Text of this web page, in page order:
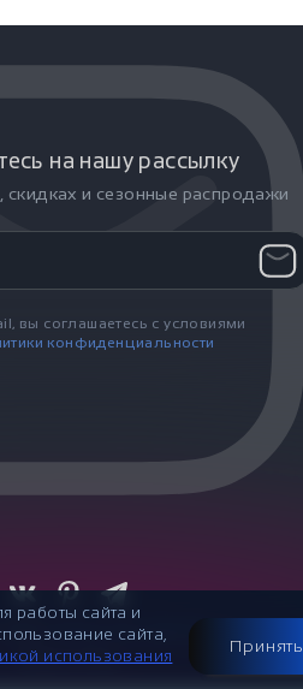
работы сайта и
сайта,
использования
Принять
на нашу рассылку
скидках и сезонные распродажи
вы соглашаетесь с условиями
конфиденциальности
2026Публичная оферта
Made in Flow